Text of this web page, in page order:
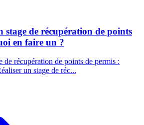
stage de récupération de points
en faire un ?
de récupération de points de permis :
un stage de réc...